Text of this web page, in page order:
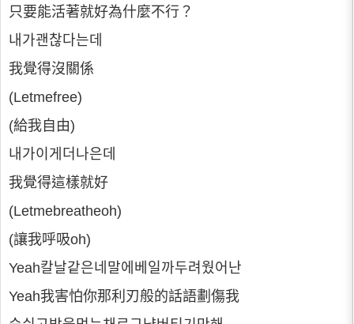
只要能活著就好為什麼不行？
내가괜찮다는데
我覺得沒關係
(Letmefree)
(給我自由)
내가이게더나은데
我覺得這樣就好
(Letmebreatheoh)
(讓我呼吸oh)
Yeah칼날같은네말에베일까두려웠어난
Yeah我害怕你那利刃般的話語劃傷我